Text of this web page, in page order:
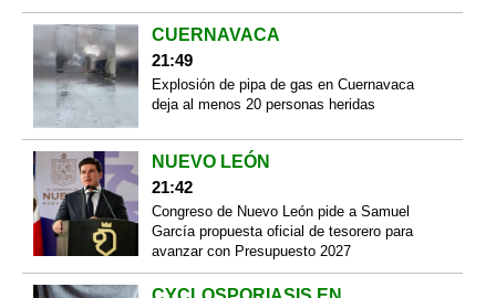
CUERNAVACA
21:49
Explosión de pipa de gas en Cuernavaca
deja al menos 20 personas heridas
NUEVO LEÓN
21:42
Congreso de Nuevo León pide a Samuel
García propuesta oficial de tesorero para
avanzar con Presupuesto 2027